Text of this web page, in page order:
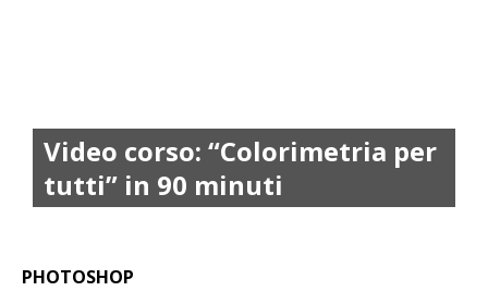
Video corso: “Colorimetria per
tutti” in 90 minuti
PHOTOSHOP